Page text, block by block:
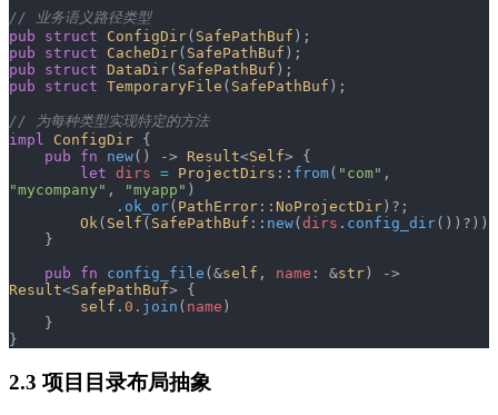
// 业务语义路径类型
pub struct ConfigDir( SafePathBuf );
pub struct CacheDir( SafePathBuf );
pub struct DataDir( SafePathBuf );
pub struct TemporaryFile ( SafePathBuf );
// 为每种类型实现特定的方法
impl
ConfigDir {
    pub
fn new() -> Result<Self> {
        let
dirs = ProjectDirs :: from( "com"
"mycompany" , "myapp" )
            .
ok_or( PathError :: NoProjectDir)?;
        Ok
( Self ( SafePathBuf :: new(dirs . config_dir())?))
    }
    pub
fn config_file (&self , name : &str
Result<SafePathBuf> {
        self
. 0. join ( name )
    }
}
2.3 项目目录布局抽象